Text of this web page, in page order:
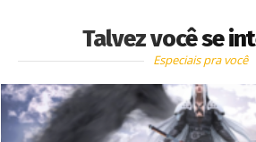
Talvez você se
Especiais pra você